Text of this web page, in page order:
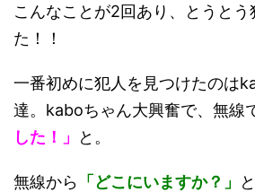
こんなことが2回あり、とうとう
た！！
一番初めに犯人を見つけたのは
達。kaboちゃん大興奮で、無線
した！」
と。
無線から 「どこにいますか？」